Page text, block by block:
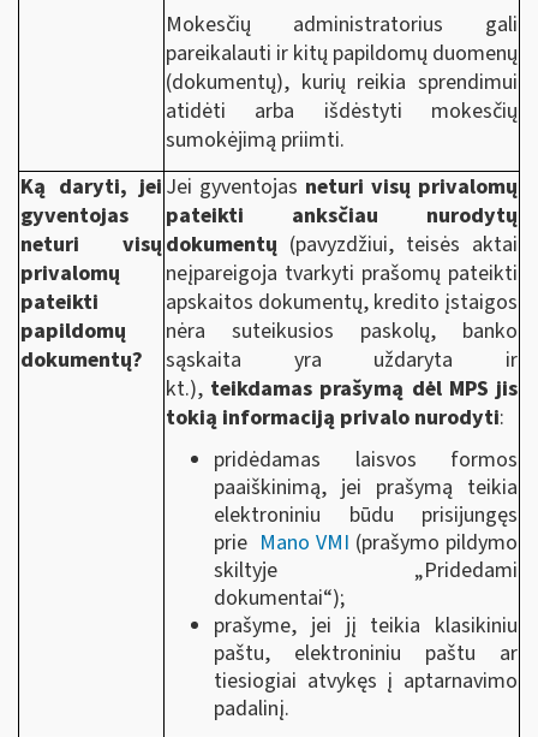
Mokesčių administratorius gali
pareikalauti ir kitų papildomų duomenų
(dokumentų), kurių reikia sprendimui
atidėti arba išdėstyti mokesčių
sumokėjimą priimti.
Ką daryti, jei
gyventojas
neturi visų
privalomų
pateikti
papildomų
dokumentų?
Jei gyventojas neturi visų privalomų
pateikti anksčiau nurodytų
dokumentų (pavyzdžiui, teisės aktai
neįpareigoja tvarkyti prašomų pateikti
apskaitos dokumentų, kredito įstaigos
nėra suteikusios paskolų, banko
sąskaita yra uždaryta ir
kt.), teikdamas prašymą dėl MPS jis
tokią informaciją privalo nurodyti:
pridėdamas laisvos formos
paaiškinimą, jei prašymą teikia
elektroniniu būdu prisijungęs
prie Mano VMI (prašymo pildymo
skiltyje „Pridedami
dokumentai“);
prašyme, jei jį teikia klasikiniu
paštu, elektroniniu paštu ar
tiesiogiai atvykęs į aptarnavimo
padalinį.